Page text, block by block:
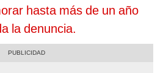
hasta más de un año
la denuncia.